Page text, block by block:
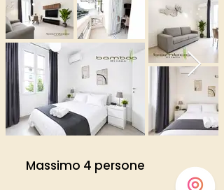
Massimo 4 persone